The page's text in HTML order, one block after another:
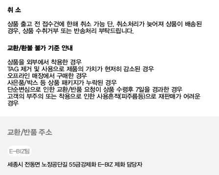
취 소
상품 출고 전 접수건에 한해 취소 가능 단, 취소처리가 늦어져 상품이 배송된
경우, 상품 수취거부 또는 반송처리 부탁드립니다.
교환/환불 불가 기준 안내
상품을 외부에서 착용한 경우
TAG 제거 및 사용으로 제품의 가치가 현저히 감소된 경우
오프라인 매장에서 구매한 경우
사은품/박스 등 상품 패키지가 누락된 경우
단순변심으로 인한 교환/반품 요청이 상품 수령후 7일을 경과한 경우
고객의 부주의 또는 착용으로 인한 사용흔적(피주름등)으로 재판매가 어려운
경우
교환/반품 주소
E-BIZ팀
세종시 전동면 노장공단길 55금강제화 E-BIZ 제화 담당자